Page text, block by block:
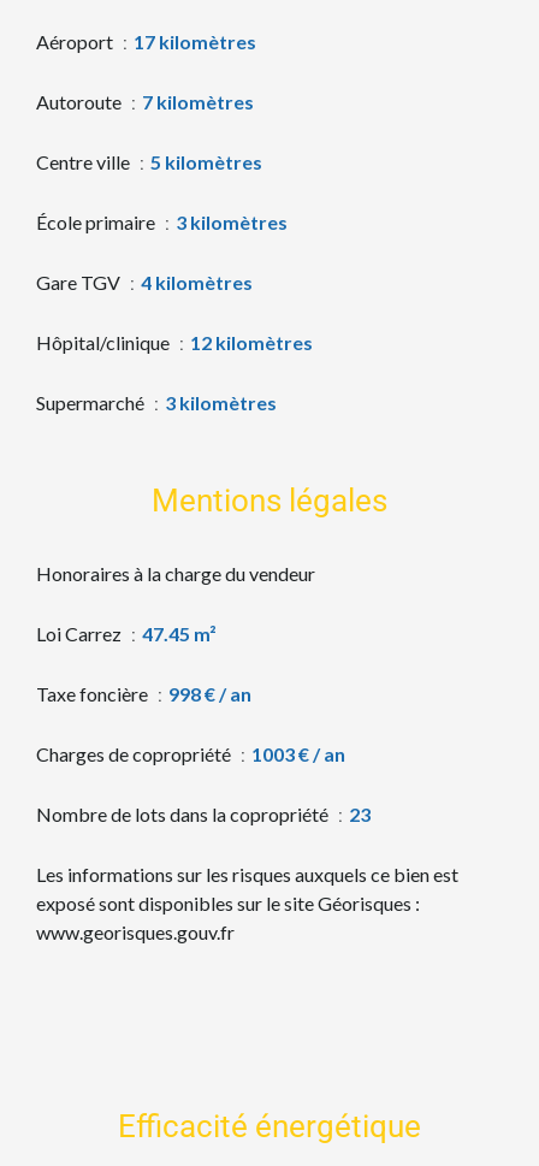
Aéroport 17 kilomètres
Autoroute 7 kilomètres
Centre ville 5 kilomètres
École primaire 3 kilomètres
Gare TGV 4 kilomètres
Hôpital/clinique 12 kilomètres
Supermarché 3 kilomètres
Mentions légales
Honoraires à la charge du vendeur
Loi Carrez 47.45 m²
Taxe foncière 998 € / an
Charges de copropriété 1003 € / an
Nombre de lots dans la copropriété 23
Les informations sur les risques auxquels ce bien est
exposé sont disponibles sur le site Géorisques :
www.georisques.gouv.fr
Efficacité énergétique